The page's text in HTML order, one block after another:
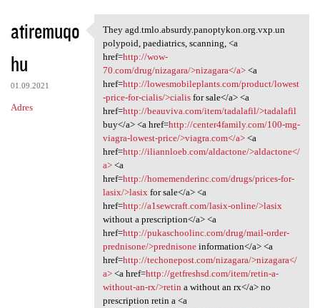
atiremuqo
hu
01.09.2021
Adres
They agd.tmlo.absurdy
They agd.tmlo.absurdy.panoptykon.org.vxp.un
polypoid, paediatrics, scanning, <a
href=http://wow-
70.com/drug/nizagara/>nizagara</a><a
href=http://lowesmobileplants.com/product/lowest
-price-for-cialis/>cialisfor sale</a> <a
href=http://beauviva.com/item/tadalafil/>tadalafil
buy</a> <a href=http://center4family.com/100-mg-
viagra-lowest-price/>viagra.com</a><a
href=http://iliannloeb.com/aldactone/>aldactone</
a><a
href=http://homemenderinc.com/drugs/prices-for-
lasix/>lasix for sale</a> <a
href=http://a1sewcraft.com/lasix-online/>lasix
without a prescription</a> <a
href=http://pukaschoolinc.com/drug/mail-order-
prednisone/>prednisoneinformation</a> <a
href=http://techonepost.com/nizagara/>nizagara</
a><a href=http://getfreshsd.com/item/retin-a-
without-an-rx/>retin a without an rx</a> no
prescription retin a <a